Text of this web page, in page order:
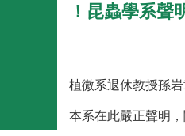
！昆蟲學系聲
植微系退休教授孫
本系在此嚴正聲明